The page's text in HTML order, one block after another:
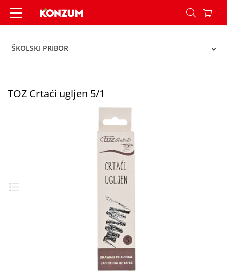
TOZ Crtaći ugljen 5/1 - Konzum
ŠKOLSKI PRIBOR
TOZ Crtaći ugljen 5/1